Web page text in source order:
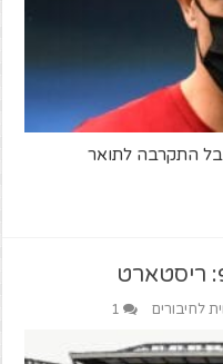
התקרבה לתואר
ריסטארט
לחיבורים 1